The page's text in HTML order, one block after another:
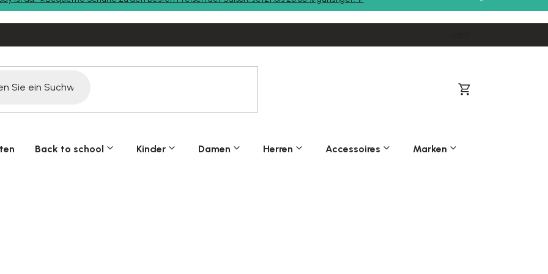
Warenkorb
Back to school Kinder Damen Herren Accessoires Marken